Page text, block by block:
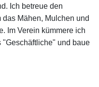
Ich betreue den
Mähen, Mulchen und
Im Verein kümmere ich
"Geschäftliche" und baue